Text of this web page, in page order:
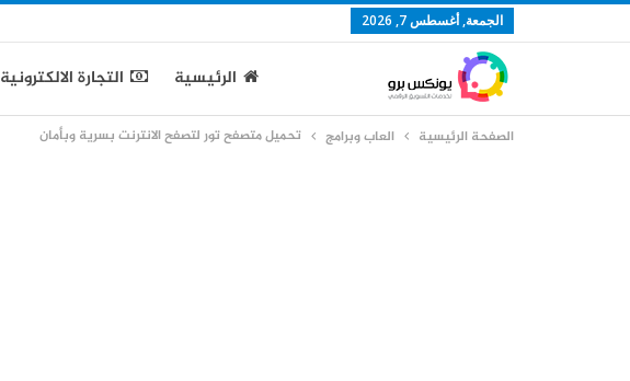
الجمعة, أغسطس 7, 2026
الرئيسية التجارة الالكترونية
الصفحة الرئيسية العاب وبرامج تحميل متصفح تور لتصفح الانترنت بسرية وبأمان